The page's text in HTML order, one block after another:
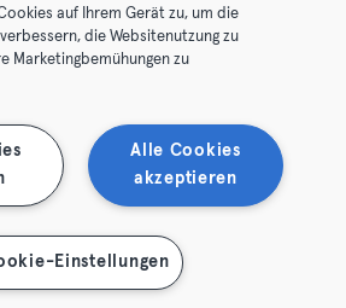
Trek hier je contract terug
auf Ihrem Gerät zu, um die
die Websitenutzung zu
Marketingbemühungen zu
Alle Cookies
akzeptieren
Einstellungen